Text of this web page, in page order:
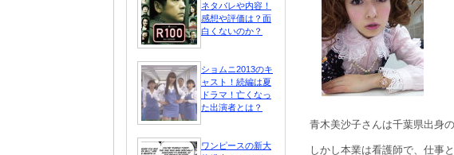
青木美沙子さんは千葉県出身
しかし本業は看護師で、仕事
ネタバレや内容！
感想や評価は？面
白くないのか？
ショムニ2013のキ
ャスト！続編は夏
ドラマ！亡くなっ
た出演者とは？
ワンピースの新大